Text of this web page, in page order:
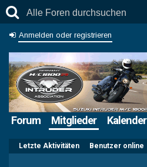
Anmelden oder registrieren
Forum Mitglieder Kalender
Letzte Aktivitäten Benutzer online